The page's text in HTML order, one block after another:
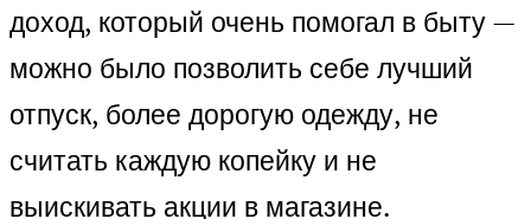
доход, который очень помогал в быту —
можно было позволить себе лучший
отпуск, более дорогую одежду, не
считать каждую копейку и не
выискивать акции в магазине.